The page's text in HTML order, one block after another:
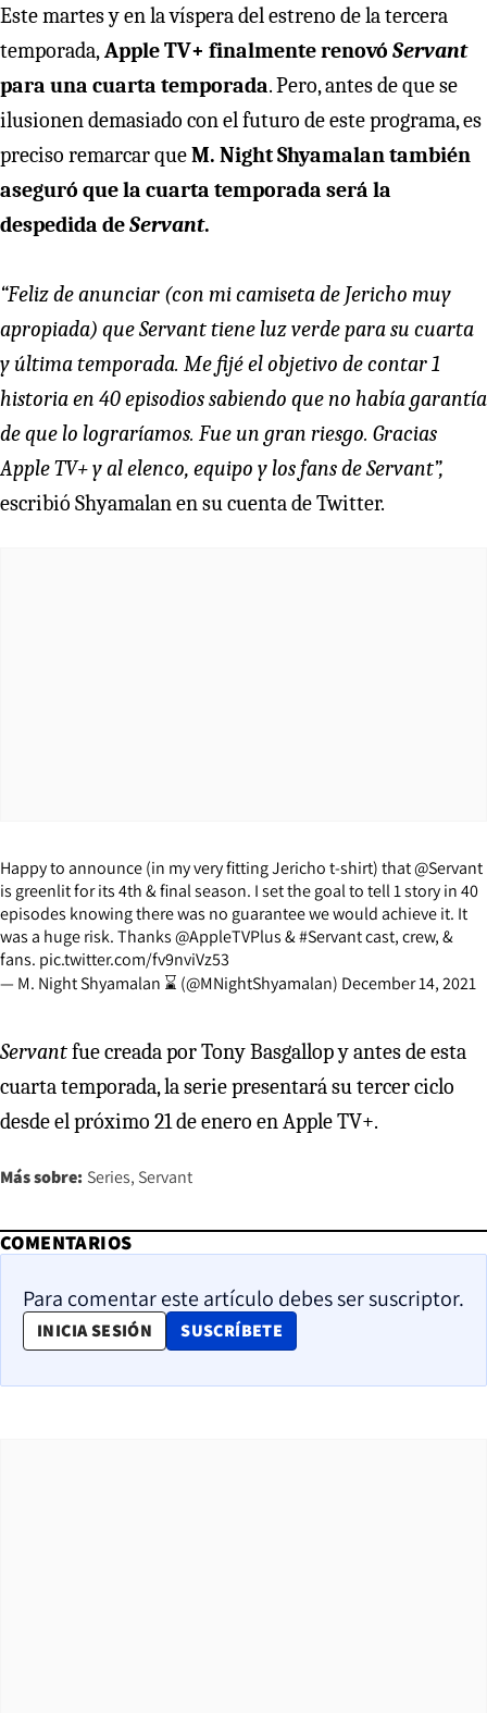
Este martes y en la víspera del estreno de la tercera
temporada,Apple TV+ finalmente renovó Servant
para una cuarta temporada. Pero, antes de que se
ilusionen demasiado con el futuro de este programa, es
preciso remarcar queM. Night Shyamalan también
aseguró que la cuarta temporada será la
despedida deServant.
“Feliz de anunciar (con mi camiseta de Jericho muy
apropiada) que Servant tiene luz verde para su cuarta
y última temporada. Me fijé el objetivo de contar 1
historia en 40 episodios sabiendo que no había garantía
de que lo lograríamos. Fue un gran riesgo. Gracias
Apple TV+ y al elenco, equipo y los fans de Servant”,
escribió Shyamalan en su cuenta de Twitter.
Happy to announce (in my very fitting Jericho t-shirt) that@Servant
is greenlit for its 4th & final season. I set the goal to tell 1 story in 40
episodes knowing there was no guarantee we would achieve it. It
was a huge risk. Thanks@AppleTVPlus&#Servantcast, crew, &
fans. pic.twitter.com/fv9nviVz53
— M. Night Shyamalan ⌛ (@MNightShyamalan) December 14, 2021
Servantfue creada por Tony Basgallop y antes de esta
cuarta temporada, la serie presentará su tercer ciclo
desde el próximo 21 de enero en Apple TV+.
Más sobre: Series Servant
COMENTARIOS
Para comentar este artículo debes ser suscriptor.
INICIA SESIÓN SUSCRÍBETE
OPENS IN NEW WINDOW